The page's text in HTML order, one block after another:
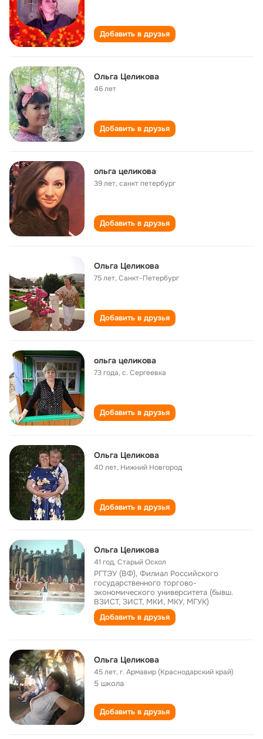
Добавить в друзья
Ольга Целикова
46 лет
Добавить в друзья
ольга целикова
39 лет,санкт петербург
Добавить в друзья
Ольга Целикова
75 лет,Санкт-Петербург
Добавить в друзья
ольга целикова
73 года,с. Сергеевка
Добавить в друзья
Ольга Целикова
40 лет, Нижний Новгород
Добавить в друзья
Ольга Целикова
41 год,Старый Оскол
РГТЭУ (ВФ), Филиал Российского
государственного торгово-
экономического университета (бывш.
ВЗИСТ, ЗИСТ, МКИ, МКУ, МГУК)
Добавить в друзья
Ольга Целикова
45 лет,г. Армавир (Краснодарский край)
5 школа
Добавить в друзья